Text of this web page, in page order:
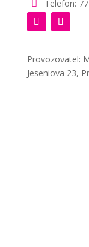

Telefon:
Provozovatel:
Jeseniova 23,